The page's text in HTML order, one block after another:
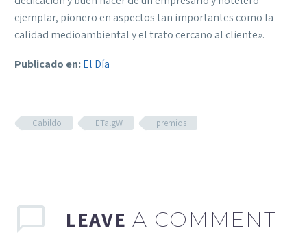
ejemplar, pionero en aspectos tan importantes como la
calidad medioambiental y el trato cercano al cliente».
Publicado en:El Día
Cabildo ETalgW premios
LEAVE A COMMENT